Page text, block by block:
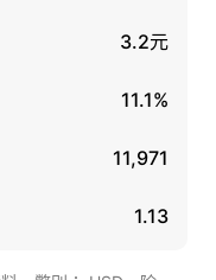
3.2元
11.1%
11,971
1.13